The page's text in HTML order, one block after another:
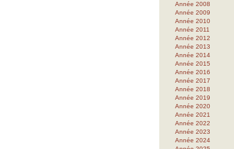
Année 2008
Année 2009
Année 2010
Année 2011
Année 2012
Année 2013
Année 2014
Année 2015
Année 2016
Année 2017
Année 2018
Année 2019
Année 2020
Année 2021
Année 2022
Année 2023
Année 2024